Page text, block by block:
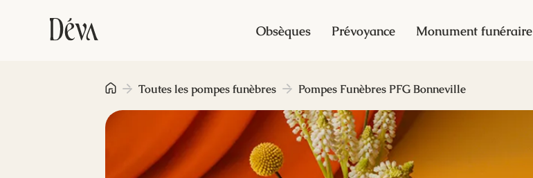
Obsèques Prévoyance Monument funéraire
Toutes les pompes funèbres Pompes Funèbres PFG Bonneville